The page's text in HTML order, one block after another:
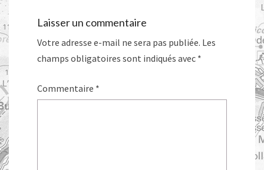
Laisser un commentaire
Votre adresse e-mail ne sera pas publiée. Les
champs obligatoires sont indiqués avec *
Commentaire *